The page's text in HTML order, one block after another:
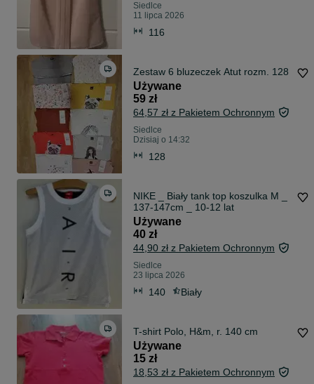
Siedlce
11 lipca 2026
116
Zestaw 6 bluzeczek Atut rozm. 128
Używane
59 zł
64,57 zł z Pakietem Ochronnym
Siedlce
Dzisiaj o 14:32
128
NIKE _ Biały tank top koszulka M _
137-147cm _ 10-12 lat
Używane
40 zł
44,90 zł z Pakietem Ochronnym
Siedlce
23 lipca 2026
140 Biały
T-shirt Polo, H&m, r. 140 cm
Używane
15 zł
18,53 zł z Pakietem Ochronnym